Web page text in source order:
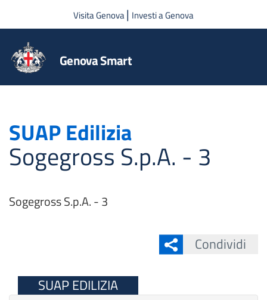
Salta al contenuto principale
Visita Genova| Investi a Genova
Genova Smart
SUAP Edilizia
Sogegross S.p.A. - 3
Sogegross S.p.A. - 3
Condividi
SUAP EDILIZIA